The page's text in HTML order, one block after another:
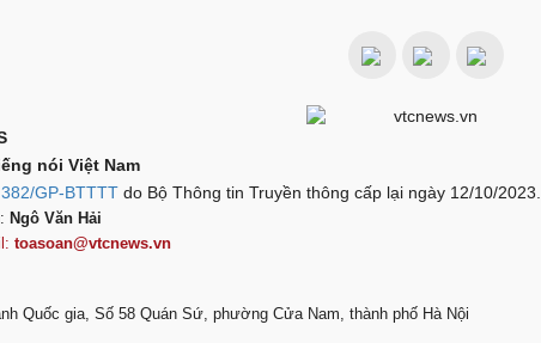
nói Việt Nam
382/GP-BTTTT do Bộ Thông tin Truyền thông cấp lại ngày 12/10/2023.
Ngô Văn Hải
toasoan@vtcnews.vn
Quốc gia, Số 58 Quán Sứ, phường Cửa Nam, thành phố Hà Nội